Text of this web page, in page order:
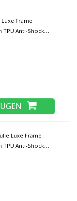
Frame
TPU Anti-Shock
Luxe Frame
TPU Anti-Shock